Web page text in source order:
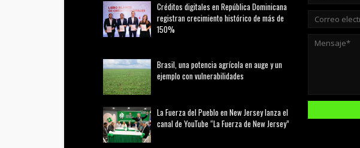
Créditos digitales en República Dominicana
registran crecimiento histórico de más de
150%
Brasil, una potencia agrícola en auge y un
ejemplo con vulnerabilidades
La Fuerza del Pueblo en New Jersey lanza el
canal de YouTube “La Fuerza de New Jersey”